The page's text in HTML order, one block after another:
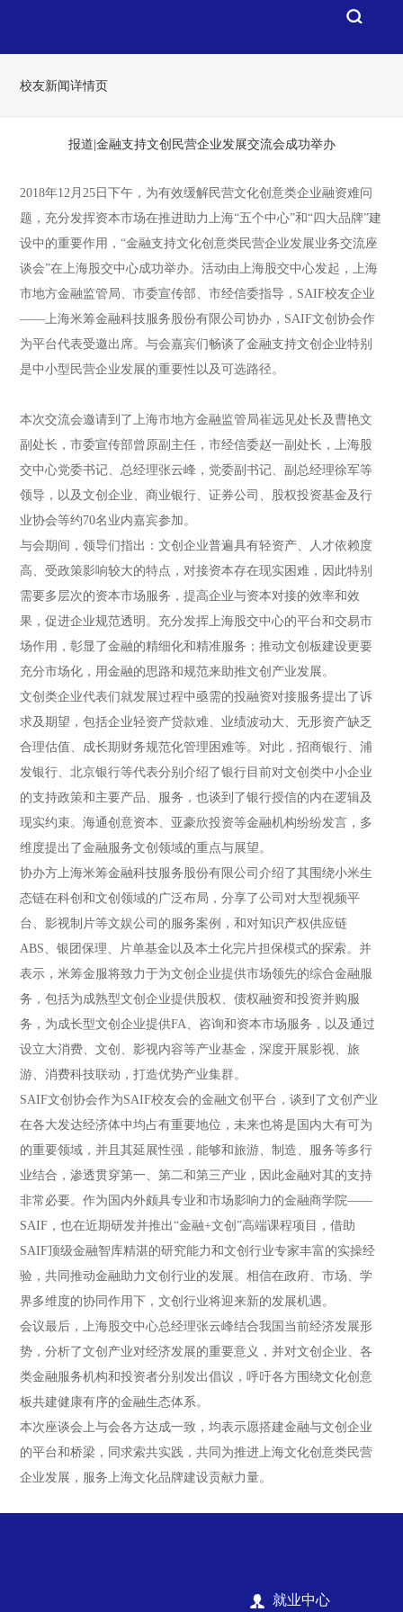
校友新闻详情页
报道|金融支持文创民营企业发展交流会成功举办
2018年12月25日下午，为有效缓解民营文化创意类企业融资难问
题，充分发挥资本市场在推进助力上海“五个中心”和“四大品牌”建
设中的重要作用，“金融支持文化创意类民营企业发展业务交流座
谈会”在上海股交中心成功举办。活动由上海股交中心发起，上海
市地方金融监管局、市委宣传部、市经信委指导，SAIF校友企业
——上海米筹金融科技服务股份有限公司协办，SAIF文创协会作
为平台代表受邀出席。与会嘉宾们畅谈了金融支持文创企业特别
是中小型民营企业发展的重要性以及可选路径。
本次交流会邀请到了上海市地方金融监管局崔远见处长及曹艳文
副处长，市委宣传部曾原副主任，市经信委赵一副处长，上海股
交中心党委书记、总经理张云峰，党委副书记、副总经理徐军等
领导，以及文创企业、商业银行、证券公司、股权投资基金及行
业协会等约70名业内嘉宾参加。
与会期间，领导们指出：文创企业普遍具有轻资产、人才依赖度
高、受政策影响较大的特点，对接资本存在现实困难，因此特别
需要多层次的资本市场服务，提高企业与资本对接的效率和效
果，促进企业规范透明。充分发挥上海股交中心的平台和交易市
场作用，彰显了金融的精细化和精准服务；推动文创板建设更要
充分市场化，用金融的思路和规范来助推文创产业发展。
文创类企业代表们就发展过程中亟需的投融资对接服务提出了诉
求及期望，包括企业轻资产贷款难、业绩波动大、无形资产缺乏
合理估值、成长期财务规范化管理困难等。对此，招商银行、浦
发银行、北京银行等代表分别介绍了银行目前对文创类中小企业
的支持政策和主要产品、服务，也谈到了银行授信的内在逻辑及
现实约束。海通创意资本、亚豪欣投资等金融机构纷纷发言，多
维度提出了金融服务文创领域的重点与展望。
协办方上海米筹金融科技服务股份有限公司介绍了其围绕小米生
态链在科创和文创领域的广泛布局，分享了公司对大型视频平
台、影视制片等文娱公司的服务案例，和对知识产权供应链
ABS、银团保理、片单基金以及本土化完片担保模式的探索。并
表示，米筹金服将致力于为文创企业提供市场领先的综合金融服
务，包括为成熟型文创企业提供股权、债权融资和投资并购服
务，为成长型文创企业提供FA、咨询和资本市场服务，以及通过
设立大消费、文创、影视内容等产业基金，深度开展影视、旅
游、消费科技联动，打造优势产业集群。
SAIF文创协会作为SAIF校友会的金融文创平台，谈到了文创产业
在各大发达经济体中均占有重要地位，未来也将是国内大有可为
的重要领域，并且其延展性强，能够和旅游、制造、服务等多行
业结合，渗透贯穿第一、第二和第三产业，因此金融对其的支持
非常必要。作为国内外颇具专业和市场影响力的金融商学院——
SAIF，也在近期研发并推出“金融+文创”高端课程项目，借助
SAIF顶级金融智库精湛的研究能力和文创行业专家丰富的实操经
验，共同推动金融助力文创行业的发展。相信在政府、市场、学
界多维度的协同作用下，文创行业将迎来新的发展机遇。
会议最后，上海股交中心总经理张云峰结合我国当前经济发展形
势，分析了文创产业对经济发展的重要意义，并对文创企业、各
类金融服务机构和投资者分别发出倡议，呼吁各方围绕文化创意
板共建健康有序的金融生态体系。
本次座谈会上与会各方达成一致，均表示愿搭建金融与文创企业
的平台和桥梁，同求索共实践，共同为推进上海文化创意类民营
企业发展，服务上海文化品牌建设贡献力量。
就业中心